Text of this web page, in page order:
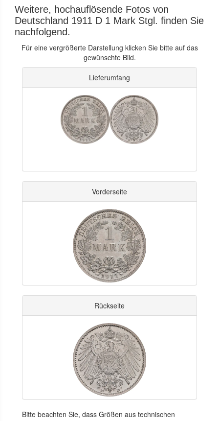
Weitere, hochauflösende Fotos von
Deutschland 1911 D 1 Mark Stgl. finden Sie
nachfolgend.
Für eine vergrößerte Darstellung klicken Sie bitte auf das
gewünschte Bild.
Lieferumfang
Vorderseite
Rückseite
Bitte beachten Sie, dass Größen aus technischen